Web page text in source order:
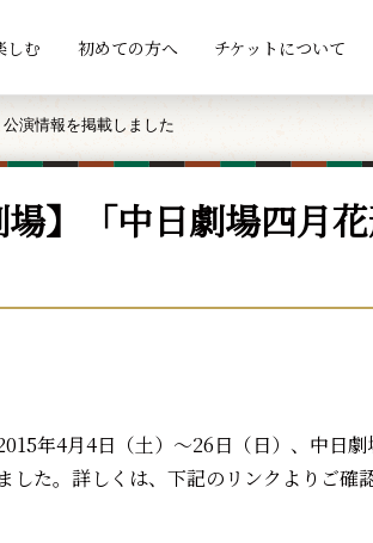
しむ 初めての方へ チケットについて
演情報を掲載しました
場】「中日劇場四月
年4月4日（土）～26日（日）、中日
した。詳しくは、下記のリンクよりご確